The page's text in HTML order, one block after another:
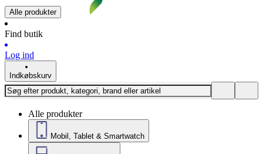
Alle produkter
Find butik
Log ind
Indkøbskurv
Alle produkter
Mobil, Tablet & Smartwatch